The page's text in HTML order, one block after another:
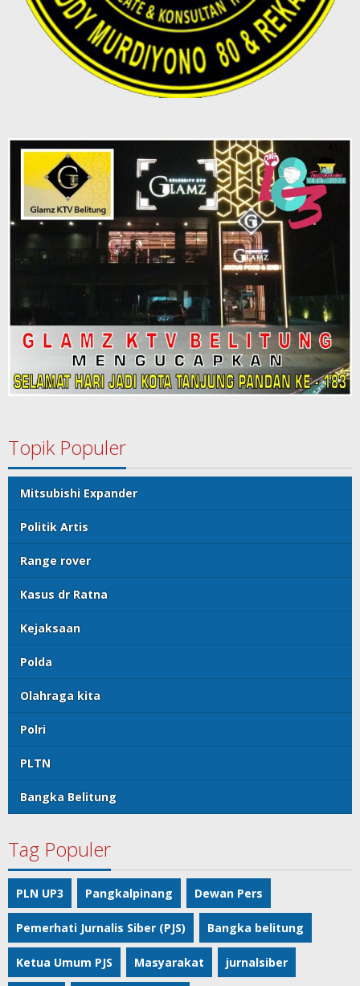
Topik Populer
Mitsubishi Expander
Politik Artis
Range rover
Kasus dr Ratna
Kejaksaan
Polda
Olahraga kita
Polri
PLTN
Bangka Belitung
Tag Populer
PLN UP3 Pangkalpinang Dewan Pers
Pemerhati Jurnalis Siber (PJS) Bangka belitung
Ketua Umum PJS Masyarakat jurnalsiber